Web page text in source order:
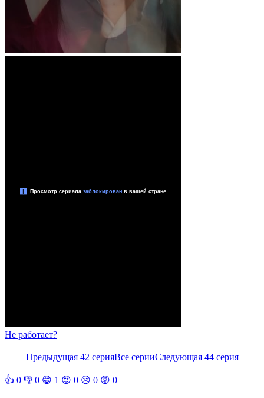
Не работает?
Предыдущая 42 серияВсе серииСледующая 44 серия
👍 0 👎 0 😁 1 😍 0 😢 0 😡 0